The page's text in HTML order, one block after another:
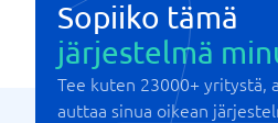
Tapaushistoria
Sopiiko tämä
järjestelmä
Tee kuten 23000+ yritystä,
auttaa sinua oikean